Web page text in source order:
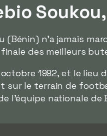
(Bénin) n'a jamais
des meilleurs
1992, et le lieu
sur le terrain de
l'équipe nationale de